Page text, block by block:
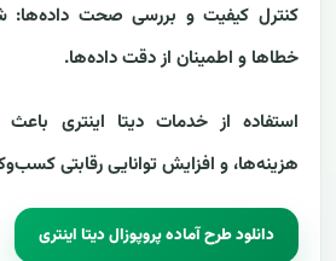
کنترل کیفیت و بررسی صحت
خطاها و اطمینان از دقت داده‌ها.
استفاده از خدمات دیتا اینتری
هزینه‌ها، و افزایش توانایی رقابتی
دانلود طرح آماده‌ پروپوزال دیتا اینتری